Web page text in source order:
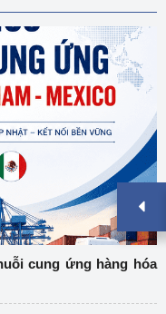
cung ứng hàng hóa